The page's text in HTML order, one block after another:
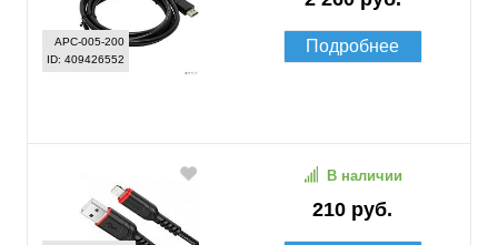
APC-005-200
ID: 409426552
Подробнее
210 руб.
В наличии